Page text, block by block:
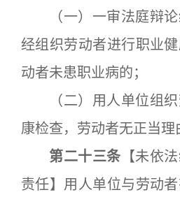
（一）一审法庭辩论
经组织劳动者进行职业
动者未患职业病的；
（二）用人单位组织
康检查，劳动者无正当理
第二十三条 【未依
责任】用人单位与劳动